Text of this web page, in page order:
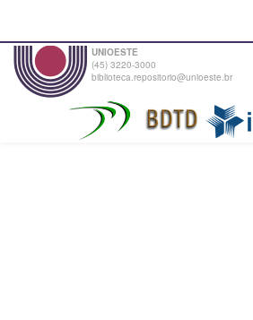
UNIOESTE
(45) 3220-3000
biblioteca.repositorio@unioeste.br